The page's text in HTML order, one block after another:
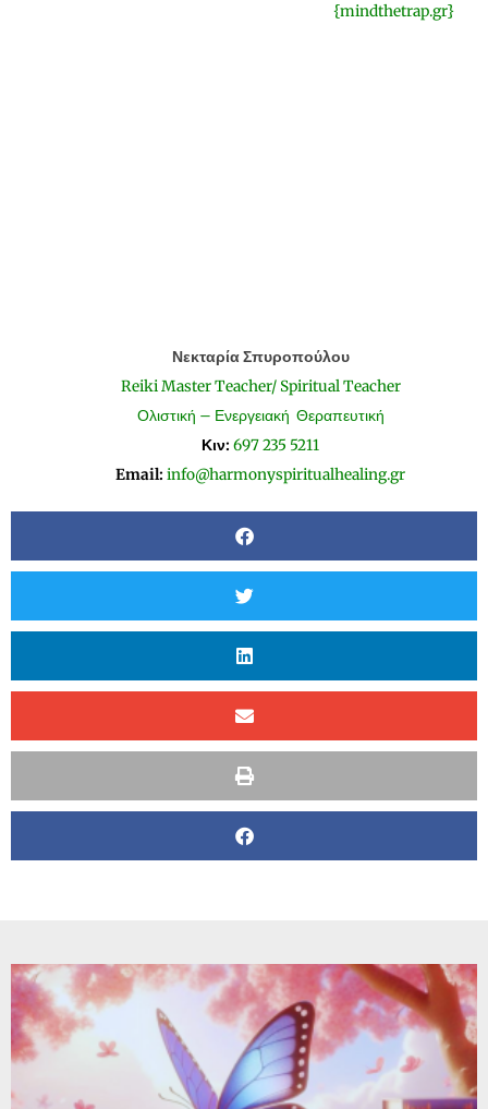
{mindthetrap.gr}
Νεκταρία Σπυροπούλου
Reiki Master Teacher/ Spiritual Teacher
Ολιστική – Ενεργειακή Θεραπευτική
Κιν: 697 235 5211
Email: info@harmonyspiritualhealing.gr